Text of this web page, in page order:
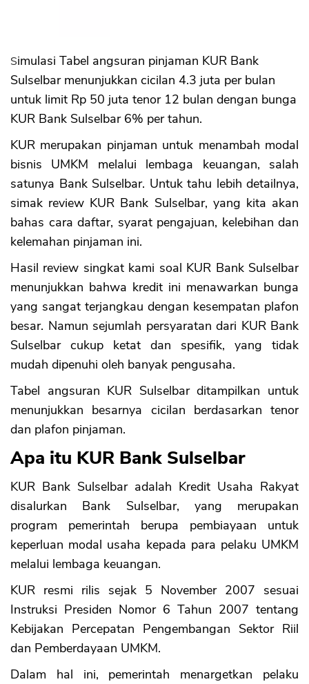
Simulasi Tabel angsuran pinjaman KUR Bank
Sulselbar menunjukkan cicilan 4.3 juta per bulan
untuk limit Rp 50 juta tenor 12 bulan dengan bunga
KUR Bank Sulselbar 6% per tahun.
KUR merupakan pinjaman untuk menambah modal
bisnis UMKM melalui lembaga keuangan, salah
satunya Bank Sulselbar. Untuk tahu lebih detailnya,
simak review KUR Bank Sulselbar, yang kita akan
bahas cara daftar, syarat pengajuan, kelebihan dan
kelemahan pinjaman ini.
Hasil review singkat kami soal KUR Bank Sulselbar
menunjukkan bahwa kredit ini menawarkan bunga
yang sangat terjangkau dengan kesempatan plafon
besar. Namun sejumlah persyaratan dari KUR Bank
Sulselbar cukup ketat dan spesifik, yang tidak
mudah dipenuhi oleh banyak pengusaha.
Tabel angsuran KUR Sulselbar ditampilkan untuk
menunjukkan besarnya cicilan berdasarkan tenor
dan plafon pinjaman.
Apa itu KUR Bank Sulselbar
KUR Bank Sulselbar adalah Kredit Usaha Rakyat
disalurkan Bank Sulselbar, yang merupakan
program pemerintah berupa pembiayaan untuk
keperluan modal usaha kepada para pelaku UMKM
melalui lembaga keuangan.
KUR resmi rilis sejak 5 November 2007 sesuai
Instruksi Presiden Nomor 6 Tahun 2007 tentang
Kebijakan Percepatan Pengembangan Sektor Riil
dan Pemberdayaan UMKM.
Dalam hal ini, pemerintah menargetkan pelaku